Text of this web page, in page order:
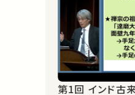
第1回 インド古来のサステナビリティ